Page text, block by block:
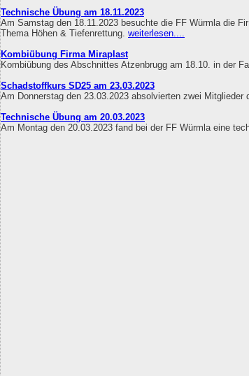
Technische Übung am 18.11.2023
Am Samstag den 18.11.2023 besuchte die FF Würmla die
Thema Höhen & Tiefenrettung. weiterlesen....
Kombiübung Firma Miraplast
Kombiübung des Abschnittes Atzenbrugg am 18.10. in der
Schadstoffkurs SD25 am 23.03.2023
Am Donnerstag den 23.03.2023 absolvierten zwei Mitglieder
Technische Übung am 20.03.2023
Am Montag den 20.03.2023 fand bei der FF Würmla eine